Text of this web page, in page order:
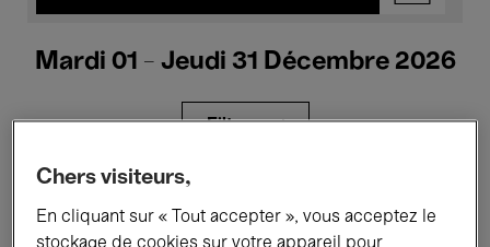
Mardi 01 - Jeudi 31 Décembre 2026
Filtres
Chers visiteurs,
En cliquant sur « Tout accepter », vous acceptez le